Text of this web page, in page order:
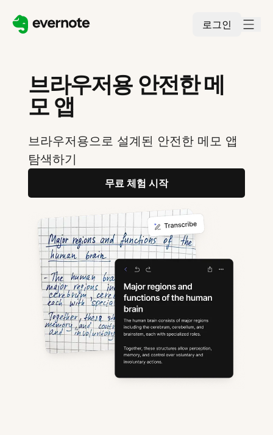
로그인
브라우저용 안전한 메
모 앱
브라우저용으로 설계된 안전한 메모 앱
탐색하기
무료 체험 시작